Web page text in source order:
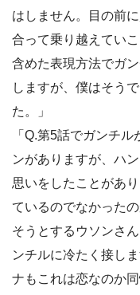
はしません。目の前
合って乗り越えてい
含めた表現方法でガ
しますが、僕はそう
た。」
「Q.第5話でガンチ
ンがありますが、ハ
思いをしたことがあ
ているのでなかった
そうとするウソンさ
ンチルに冷たく接し
ナもこれは恋なのか